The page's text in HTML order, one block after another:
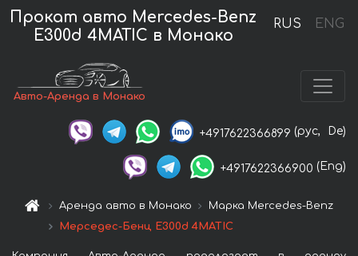
RUS ENG
Прокат авто Mercedes-Benz
E300d 4MATIC в Монако
Авто-Аренда в Монако
+4917622366899 (рус, De)
+4917622366900 (Eng)
Аренда авто в Монако
Марка Mercedes-Benz
Мерседес-Бенц E300d 4MATIC